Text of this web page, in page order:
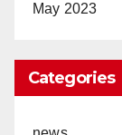
May 2023
Categories